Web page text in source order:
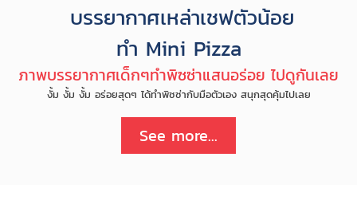
บรรยากาศเหล่าเชฟตัวน้อย
ทำ Mini Pizza
ภาพบรรยากาศเด็กๆทำพิซซ่าแสนอร่อย ไปดูกันเลย
งั้ม งั้ม งั้ม อร่อยสุดๆ ได้ทำพิซซ่ากับมือตัวเอง สนุกสุดคุ้มไปเลย
See more...